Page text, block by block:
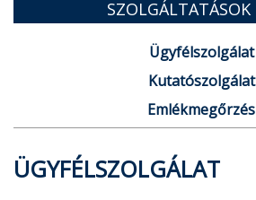
SZOLGÁLTATÁSOK
Ügyfélszolgálat
Kutatószolgálat
Emlékmegőrzés
ÜGYFÉLSZOLGÁLAT